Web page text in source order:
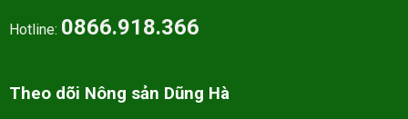
Hotline: 0866.918.366
Theo dõi Nông sản Dũng Hà